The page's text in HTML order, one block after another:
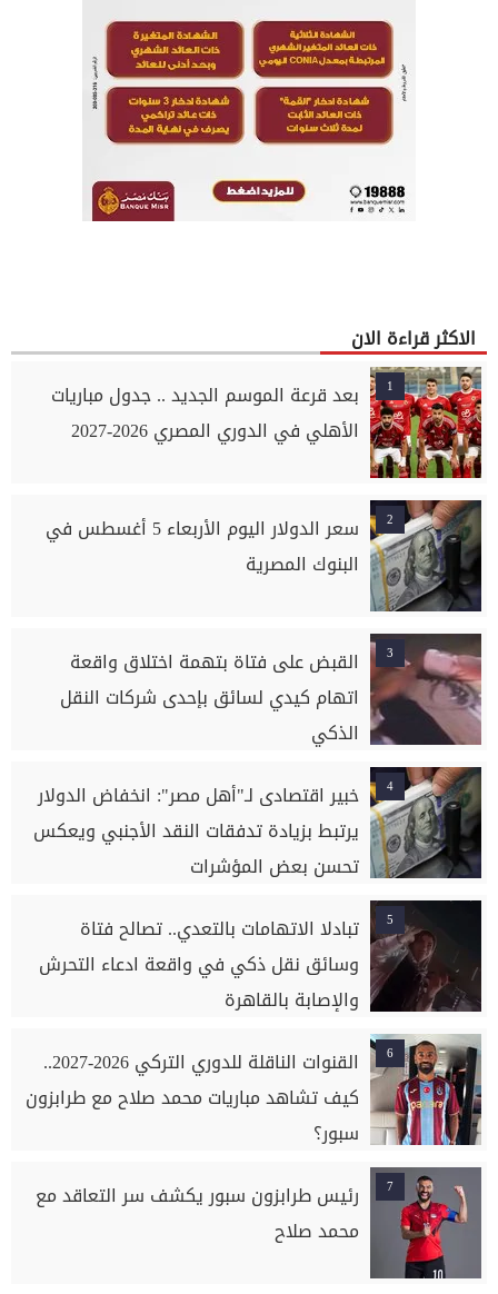
الاكثر قراءة الان
1
بعد قرعة الموسم الجديد .. جدول مباريات
الأهلي في الدوري المصري 2026-2027
2
سعر الدولار اليوم الأربعاء 5 أغسطس في
البنوك المصرية
3
القبض على فتاة بتهمة اختلاق واقعة
اتهام كيدي لسائق بإحدى شركات النقل
الذكي
4
خبير اقتصادى لـ"أهل مصر": انخفاض الدولار
يرتبط بزيادة تدفقات النقد الأجنبي ويعكس
تحسن بعض المؤشرات
5
تبادلا الاتهامات بالتعدي.. تصالح فتاة
وسائق نقل ذكي في واقعة ادعاء التحرش
والإصابة بالقاهرة
6
القنوات الناقلة للدوري التركي 2026-2027..
كيف تشاهد مباريات محمد صلاح مع طرابزون
سبور؟
7
رئيس طرابزون سبور يكشف سر التعاقد مع
محمد صلاح